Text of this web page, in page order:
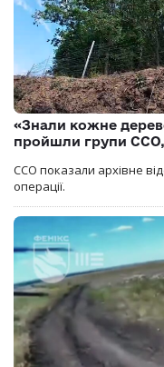
«Знали кожне
пройшли групи
ССО показали архівне
операції.